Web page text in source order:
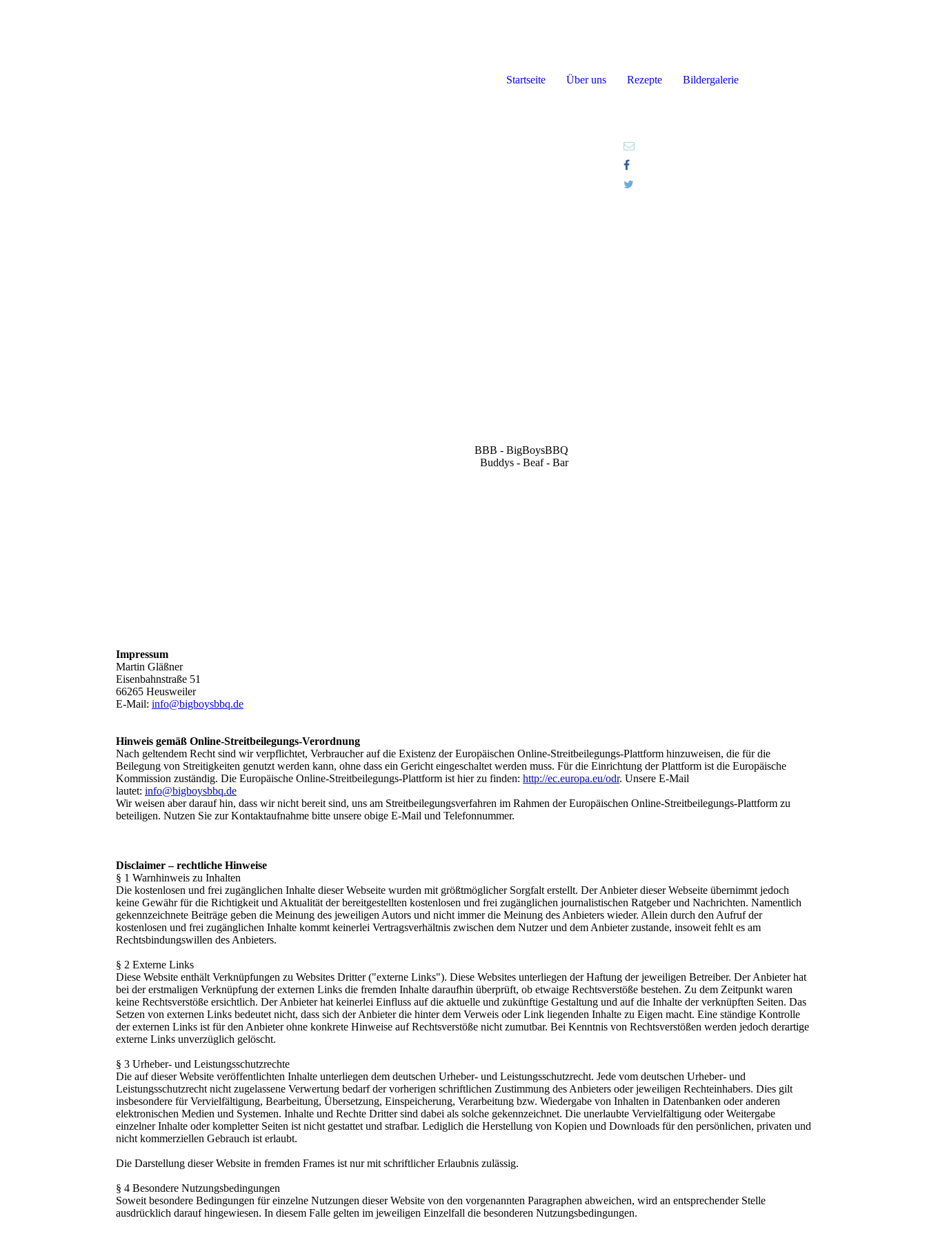
Startseite Über uns Rezepte Bildergalerie
BBB - BigBoysBBQ
Buddys - Beaf - Bar
Impressum
Martin Gläßner
Eisenbahnstraße 51
66265 Heusweiler
E-Mail: info@bigboysbbq.de
Hinweis gemäß Online-Streitbeilegungs-Verordnung
Nach geltendem Recht sind wir verpflichtet, Verbraucher auf die Existenz der Europäischen Online-Streitbeilegungs-Plattform hinzuweisen, die für die
Beilegung von Streitigkeiten genutzt werden kann, ohne dass ein Gericht eingeschaltet werden muss. Für die Einrichtung der Plattform ist die Europäische
Kommission zuständig. Die Europäische Online-Streitbeilegungs-Plattform ist hier zu finden: http://ec.europa.eu/odr. Unsere E-Mail
lautet: info@bigboysbbq.de
Wir weisen aber darauf hin, dass wir nicht bereit sind, uns am Streitbeilegungsverfahren im Rahmen der Europäischen Online-Streitbeilegungs-Plattform zu
beteiligen. Nutzen Sie zur Kontaktaufnahme bitte unsere obige E-Mail und Telefonnummer.
Disclaimer – rechtliche Hinweise
§ 1 Warnhinweis zu Inhalten
Die kostenlosen und frei zugänglichen Inhalte dieser Webseite wurden mit größtmöglicher Sorgfalt erstellt. Der Anbieter dieser Webseite übernimmt jedoch
keine Gewähr für die Richtigkeit und Aktualität der bereitgestellten kostenlosen und frei zugänglichen journalistischen Ratgeber und Nachrichten. Namentlich
gekennzeichnete Beiträge geben die Meinung des jeweiligen Autors und nicht immer die Meinung des Anbieters wieder. Allein durch den Aufruf der
kostenlosen und frei zugänglichen Inhalte kommt keinerlei Vertragsverhältnis zwischen dem Nutzer und dem Anbieter zustande, insoweit fehlt es am
Rechtsbindungswillen des Anbieters.
§ 2 Externe Links
Diese Website enthält Verknüpfungen zu Websites Dritter ("externe Links"). Diese Websites unterliegen der Haftung der jeweiligen Betreiber. Der Anbieter hat
bei der erstmaligen Verknüpfung der externen Links die fremden Inhalte daraufhin überprüft, ob etwaige Rechtsverstöße bestehen. Zu dem Zeitpunkt waren
keine Rechtsverstöße ersichtlich. Der Anbieter hat keinerlei Einfluss auf die aktuelle und zukünftige Gestaltung und auf die Inhalte der verknüpften Seiten. Das
Setzen von externen Links bedeutet nicht, dass sich der Anbieter die hinter dem Verweis oder Link liegenden Inhalte zu Eigen macht. Eine ständige Kontrolle
der externen Links ist für den Anbieter ohne konkrete Hinweise auf Rechtsverstöße nicht zumutbar. Bei Kenntnis von Rechtsverstößen werden jedoch derartige
externe Links unverzüglich gelöscht.
§ 3 Urheber- und Leistungsschutzrechte
Die auf dieser Website veröffentlichten Inhalte unterliegen dem deutschen Urheber- und Leistungsschutzrecht. Jede vom deutschen Urheber- und
Leistungsschutzrecht nicht zugelassene Verwertung bedarf der vorherigen schriftlichen Zustimmung des Anbieters oder jeweiligen Rechteinhabers. Dies gilt
insbesondere für Vervielfältigung, Bearbeitung, Übersetzung, Einspeicherung, Verarbeitung bzw. Wiedergabe von Inhalten in Datenbanken oder anderen
elektronischen Medien und Systemen. Inhalte und Rechte Dritter sind dabei als solche gekennzeichnet. Die unerlaubte Vervielfältigung oder Weitergabe
einzelner Inhalte oder kompletter Seiten ist nicht gestattet und strafbar. Lediglich die Herstellung von Kopien und Downloads für den persönlichen, privaten und
nicht kommerziellen Gebrauch ist erlaubt.
Die Darstellung dieser Website in fremden Frames ist nur mit schriftlicher Erlaubnis zulässig.
§ 4 Besondere Nutzungsbedingungen
Soweit besondere Bedingungen für einzelne Nutzungen dieser Website von den vorgenannten Paragraphen abweichen, wird an entsprechender Stelle
ausdrücklich darauf hingewiesen. In diesem Falle gelten im jeweiligen Einzelfall die besonderen Nutzungsbedingungen.